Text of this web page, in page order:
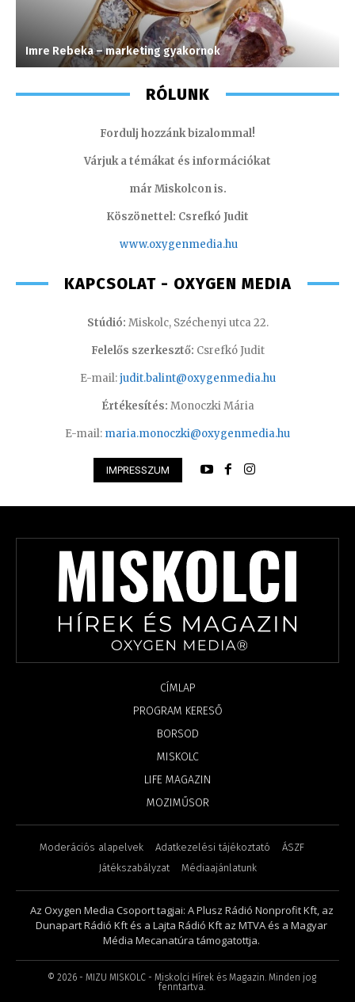
Imre Rebeka – marketing gyakornok
RÓLUNK
Fordulj hozzánk bizalommal!
Várjuk a témákat és információkat
már Miskolcon is.
Köszönettel: Csrefkó Judit
www.oxygenmedia.hu
KAPCSOLAT - OXYGEN MEDIA
Stúdió: Miskolc, Széchenyi utca 22.
Felelős szerkesztő: Csrefkó Judit
E-mail:judit.balint@oxygenmedia.hu
Értékesítés: Monoczki Mária
E-mail: maria.monoczki@oxygenmedia.hu
IMPRESSZUM
CÍMLAP
PROGRAM KERESŐ
BORSOD
MISKOLC
LIFE MAGAZIN
MOZIMŰSOR
Moderációs alapelvek Adatkezelési tájékoztató
ÁSZF
Játékszabályzat
Médiaajánlatunk
Az Oxygen Media Csoport tagjai: A Plusz Rádió Nonprofit Kft, az
Dunapart Rádió Kft és a Lajta Rádió Kft az MTVA és a Magyar
Média Mecanatúra támogatottja.
© 2026- MIZU MISKOLC - Miskolci Hírek és Magazin. Minden jog
fenntartva.